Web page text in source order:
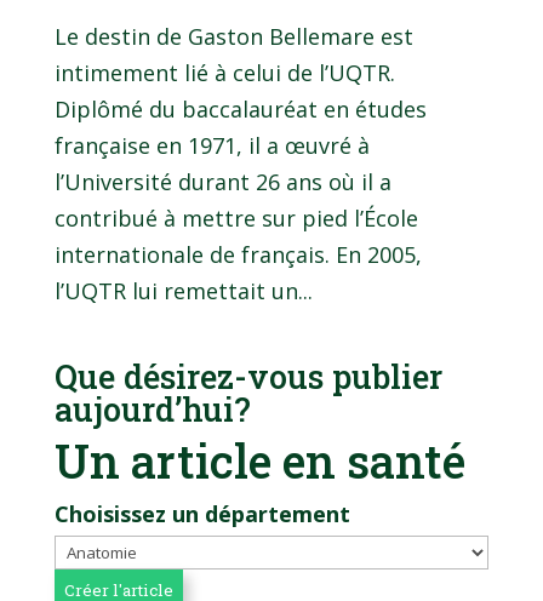
Le destin de Gaston Bellemare est
intimement lié à celui de l’UQTR.
Diplômé du baccalauréat en études
française en 1971, il a œuvré à
l’Université durant 26 ans où il a
contribué à mettre sur pied l’École
internationale de français. En 2005,
l’UQTR lui remettait un...
Que désirez-vous publier
aujourd’hui?
Un article en santé
Choisissez un département